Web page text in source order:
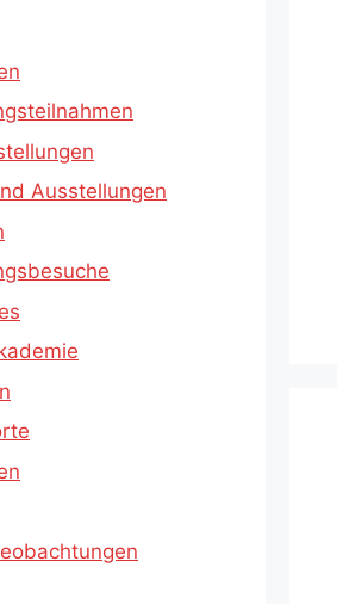
Ausstellungen